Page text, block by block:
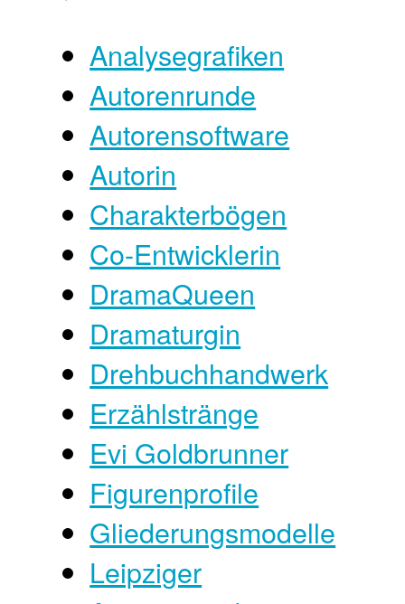
Analysegrafiken
Autorenrunde
Autorensoftware
Autorin
Charakterbögen
Co-Entwicklerin
DramaQueen
Dramaturgin
Drehbuchhandwerk
Erzählstränge
Evi Goldbrunner
Figurenprofile
Gliederungsmodelle
Leipziger